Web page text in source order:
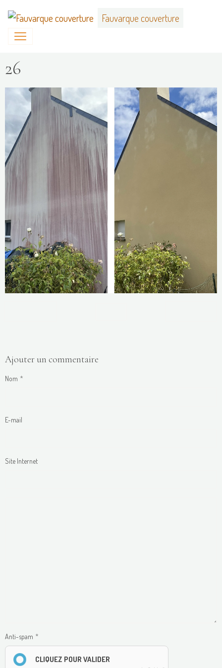
Fauvarque couverture
26
Ajouter un commentaire
Nom
E-mail
Site Internet
Anti-spam
CLIQUEZ POUR VALIDER